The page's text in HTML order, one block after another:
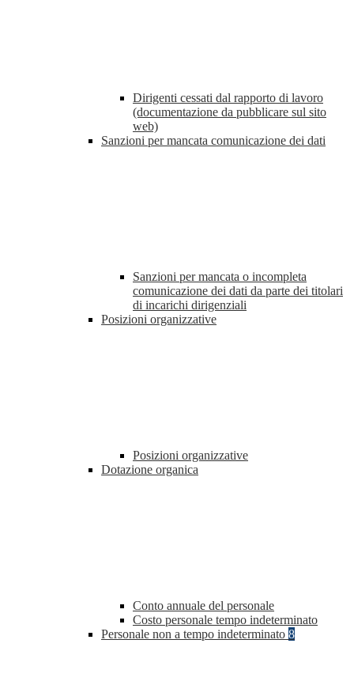
Dirigenti cessati dal rapporto di lavoro
(documentazione da pubblicare sul sito
web)
Sanzioni per mancata comunicazione dei dati
Sanzioni per mancata o incompleta
comunicazione dei dati da parte dei titolari
di incarichi dirigenziali
Posizioni organizzative
Posizioni organizzative
Dotazione organica
Conto annuale del personale
Costo personale tempo indeterminato
Personale non a tempo indeterminato 8